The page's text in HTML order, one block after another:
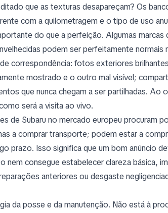
que as texturas desapareçam? Os
com a quilometragem e o tipo de uso
do que a perfeição. Algumas marcas
podem ser perfeitamente normais
correspondência: fotos exteriores
mostrado e o outro mal visível;
que nunca chegam a ser partilhadas. Ao
será a visita ao vivo.
de Subaru no mercado europeu procuram
a comprar transporte; podem estar a
prazo. Isso significa que um bom anúncio
nem consegue estabelecer clareza básica,
anteriores ou desgaste
da posse e da manutenção. Não está à